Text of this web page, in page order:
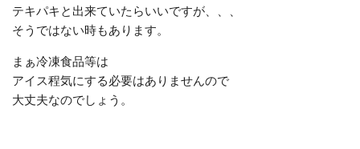
テキパキと出来ていたらいいですが、、、
そうではない時もあります。
まぁ冷凍食品等は
アイス程気にする必要はありませんので
大丈夫なのでしょう。